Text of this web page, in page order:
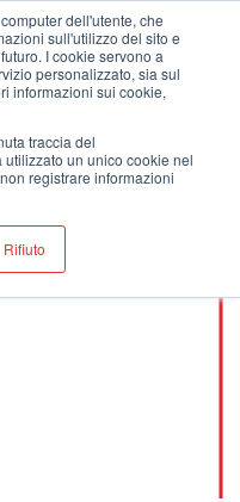
dell'utente, che
sull'utilizzo del sito e
I cookie servono a
personalizzato, sia sul
informazioni sui cookie,
traccia del
un unico cookie nel
registrare informazioni
Rifiuto
sito web !